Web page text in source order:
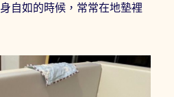
自如的時候，常常在地墊裡